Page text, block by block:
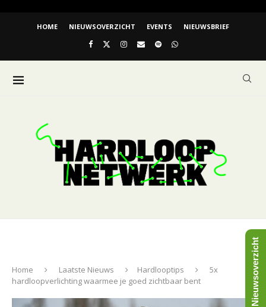
HOME NIEUWSOVERZICHT EVENTS NIEUWSBRIEF
Home Laatste Nieuws Hardlooptips
5x
hardloopverlichting waarmee je goed zichtbaar bent
Nieuwsoverzicht